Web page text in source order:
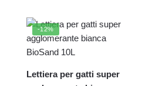
-12%
Lettiera per gatti super